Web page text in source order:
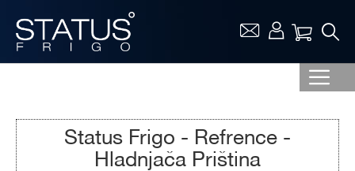
Vaša
Status Frigo - Refrence -
Hladnjača Priština